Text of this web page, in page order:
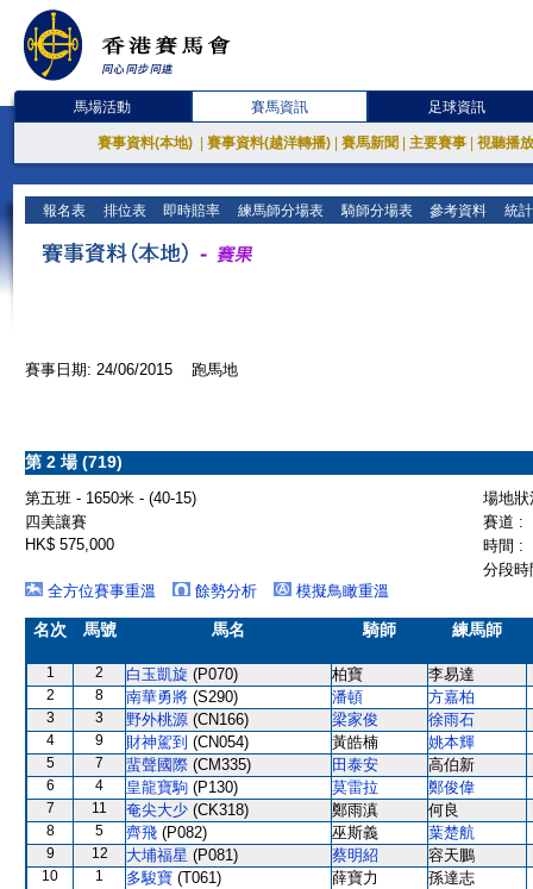
馬場活動 賽馬資訊 足球資訊
賽事資料(本地) 賽事資料(越洋轉播) 賽馬新聞 主要賽事 視聽播
報名表 排位表 即時賠率 練馬師分場表 騎師分場表 參考資料 統
賽事日期: 24/06/2015 跑馬地
第 2 場 (719)
第五班 - 1650米 - (40-15)
場地
四美讓賽
賽道 :
HK$ 575,000
時間 :
分段
全方位賽事重溫
餘勢分析 模擬鳥瞰重溫
名次 馬號 馬名 騎師 練馬師
1 2 白玉凱旋 (P070) 柏寶 李易達
2 8 南華勇將 (S290) 潘頓 方嘉柏
3 3 野外桃源 (CN166) 梁家俊 徐雨石
4 9 財神駕到 (CN054) 黃皓楠 姚本輝
5 7 蜚聲國際 (CM335) 田泰安 高伯新
6 4 皇龍寶駒 (P130) 莫雷拉 鄭俊偉
7 11 奄尖大少 (CK318) 鄭雨滇 何良
8 5 齊飛 (P082) 巫斯義 葉楚航
9 12 大埔福星 (P081) 蔡明紹 容天鵬
10 1 多駿寶 (T061) 薛寶力 孫達志